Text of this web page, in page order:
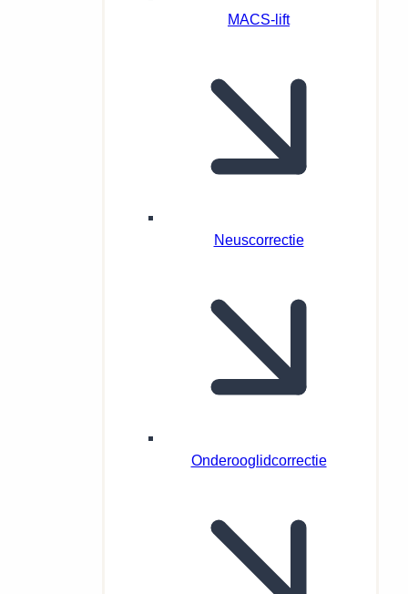
MACS-lift
Neuscorrectie
Onderooglidcorrectie